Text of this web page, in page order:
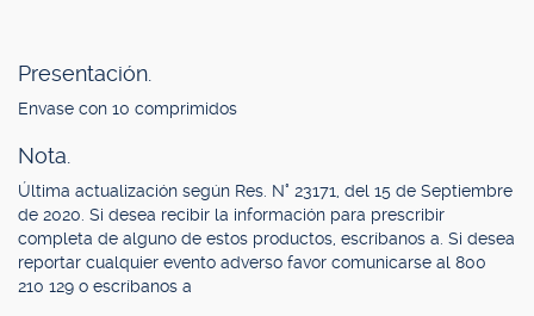
Presentación.
Envase con 10 comprimidos
Nota.
Última actualización según Res. N° 23171, del 15 de Septiembre
de 2020. Si desea recibir la información para prescribir
completa de alguno de estos productos, escríbanos a. Si desea
reportar cualquier evento adverso favor comunicarse al 800
210 129 o escríbanos a